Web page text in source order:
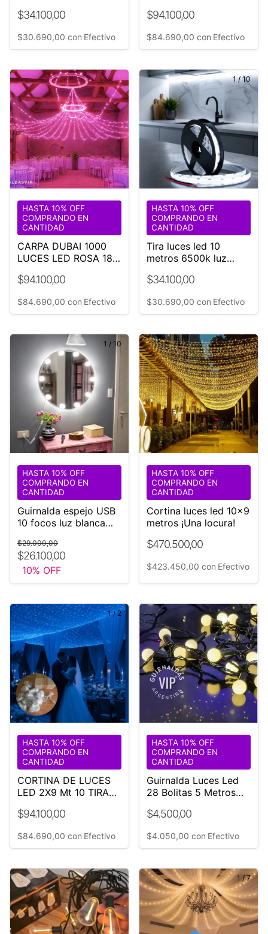
$34.100,00
$30.690,00 con Efectivo
EVENTO
$94.100,00
$84.690,00 con Efectivo
CARPA DUBAI 1000
LUCES LED ROSA 18
EVENTO
$94.100,00
HASTA 10% OFF
COMPRANDO EN
CANTIDAD
$84.690,00 con Efectivo
1/10
Tira luces led 10
metros 6500k luz
$34.100,00
HASTA 10% OFF
COMPRANDO EN
CANTIDAD
$30.690,00 con Efectivo
1 / 10
Guirnalda espejo USB
10 focos luz blanca
$26.100,00
$29.000,00
10% OFF
HASTA 10% OFF
COMPRANDO EN
CANTIDAD
1/10
Cortina luces led 10x9
metros ¡Una locura!
$470.500,00
HASTA 10% OFF
COMPRANDO EN
CANTIDAD
$423.450,00 con Efectivo
1/2
CORTINA DE LUCES
LED 2X9 Mt 10 TIRAS
EVENTO
$94.100,00
HASTA 10% OFF
COMPRANDO EN
CANTIDAD
$84.690,00 con Efectivo
Guirnalda Luces Led
28 Bolitas 5 Metros
$4.500,00
HASTA 10% OFF
COMPRANDO EN
CANTIDAD
$4.050,00 con Efectivo
1 /8 1 /7